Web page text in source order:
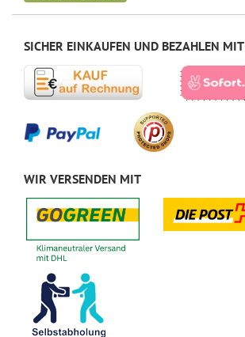
SICHER EINKAUFEN UND BEZAHLEN MIT
WIR VERSENDEN MIT